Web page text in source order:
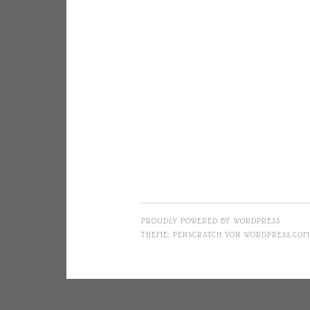
PROUDLY POWERED BY WORDPRESS
THEME: PENSCRATCH VON WORDPRESS.COM